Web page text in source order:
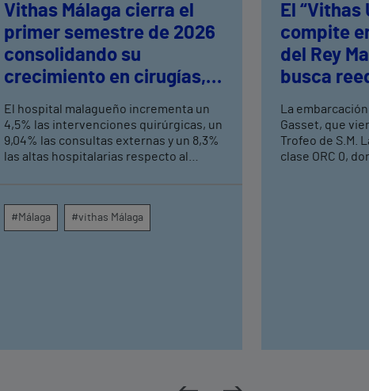
Vithas Málaga cierra el
primer semestre de 2026
consolidando su
crecimiento en cirugías,
consultas externas y
altas hospitalarias
El hospital malagueño incrementa un
4,5% las intervenciones quirúrgicas, un
9,04% las consultas externas y un 8,3%
las altas hospitalarias respecto al
centros médicos de Vithas en la
provincia dispara un 140% las
#Málaga #vithas Málaga
El “Vithas
compite
del Rey
busca
logrados
La
Gasset, que
Trofeo de S.M.
clase ORC 0,